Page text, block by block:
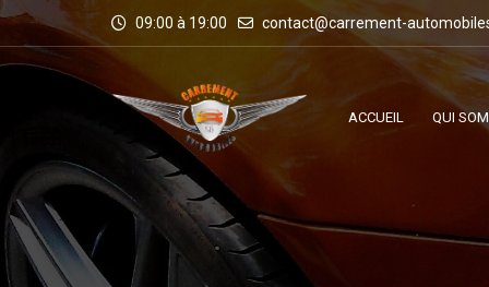
09:00 à 19:00 contact@carrement-
ACCUEIL QUI